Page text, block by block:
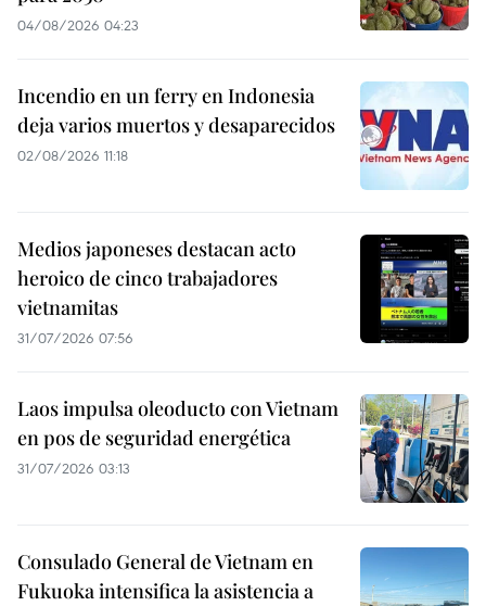
04/08/2026 04:23
Incendio en un ferry en Indonesia
deja varios muertos y desaparecidos
02/08/2026 11:18
Medios japoneses destacan acto
heroico de cinco trabajadores
vietnamitas
31/07/2026 07:56
Laos impulsa oleoducto con Vietnam
en pos de seguridad energética
31/07/2026 03:13
Consulado General de Vietnam en
Fukuoka intensifica la asistencia a